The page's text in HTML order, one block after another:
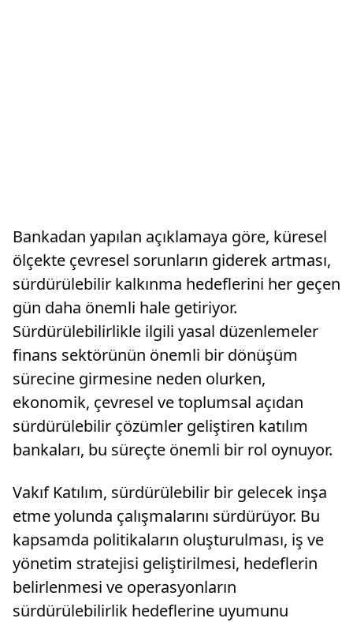
Bankadan yapılan açıklamaya göre, küresel
ölçekte çevresel sorunların giderek artması,
sürdürülebilir kalkınma hedeflerini her geçen
gün daha önemli hale getiriyor.
Sürdürülebilirlikle ilgili yasal düzenlemeler
finans sektörünün önemli bir dönüşüm
sürecine girmesine neden olurken,
ekonomik, çevresel ve toplumsal açıdan
sürdürülebilir çözümler geliştiren katılım
bankaları, bu süreçte önemli bir rol oynuyor.
Vakıf Katılım, sürdürülebilir bir gelecek inşa
etme yolunda çalışmalarını sürdürüyor. Bu
kapsamda politikaların oluşturulması, iş ve
yönetim stratejisi geliştirilmesi, hedeflerin
belirlenmesi ve operasyonların
sürdürülebilirlik hedeflerine uyumunu